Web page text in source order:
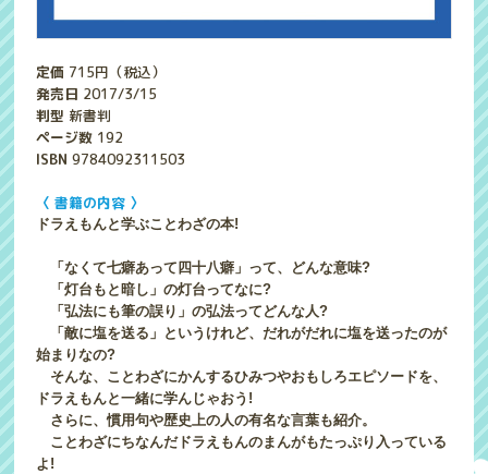
定価 715円（税込）
発売日 2017/3/15
判型 新書判
ページ数 192
ISBN9784092311503
〈 書籍の内容 〉
ドラえもんと学ぶことわざの本!
「なくて七癖あって四十八癖」って、どんな意味?
「灯台もと暗し」の灯台ってなに?
「弘法にも筆の誤り」の弘法ってどんな人?
「敵に塩を送る」というけれど、だれがだれに塩を送ったのが
始まりなの?
そんな、ことわざにかんするひみつやおもしろエピソードを、
ドラえもんと一緒に学んじゃおう!
さらに、慣用句や歴史上の人の有名な言葉も紹介。
ことわざにちなんだドラえもんのまんがもたっぷり入っている
よ!